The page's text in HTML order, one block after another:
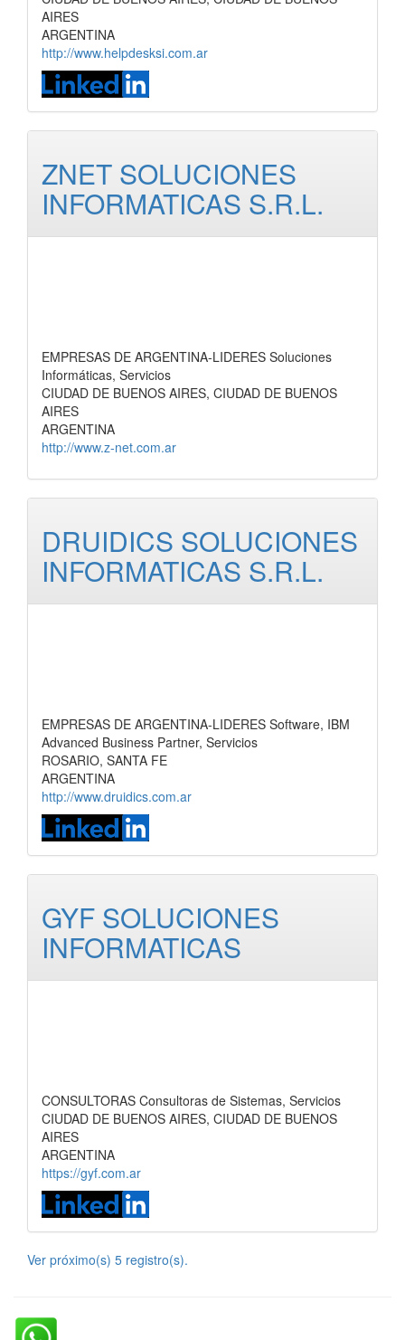
AIRES
ARGENTINA
http://www.helpdesksi.com.ar
ZNET SOLUCIONES
INFORMATICAS S.R.L.
EMPRESAS DE ARGENTINA-LIDERES Soluciones
Informáticas, Servicios
CIUDAD DE BUENOS AIRES, CIUDAD DE BUENOS
AIRES
ARGENTINA
http://www.z-net.com.ar
DRUIDICS SOLUCIONES
INFORMATICAS S.R.L.
EMPRESAS DE ARGENTINA-LIDERES Software, IBM
Advanced Business Partner, Servicios
ROSARIO, SANTA FE
ARGENTINA
http://www.druidics.com.ar
GYF SOLUCIONES
INFORMATICAS
CONSULTORAS Consultoras de Sistemas, Servicios
CIUDAD DE BUENOS AIRES, CIUDAD DE BUENOS
AIRES
ARGENTINA
https://gyf.com.ar
Ver próximo(s) 5 registro(s).